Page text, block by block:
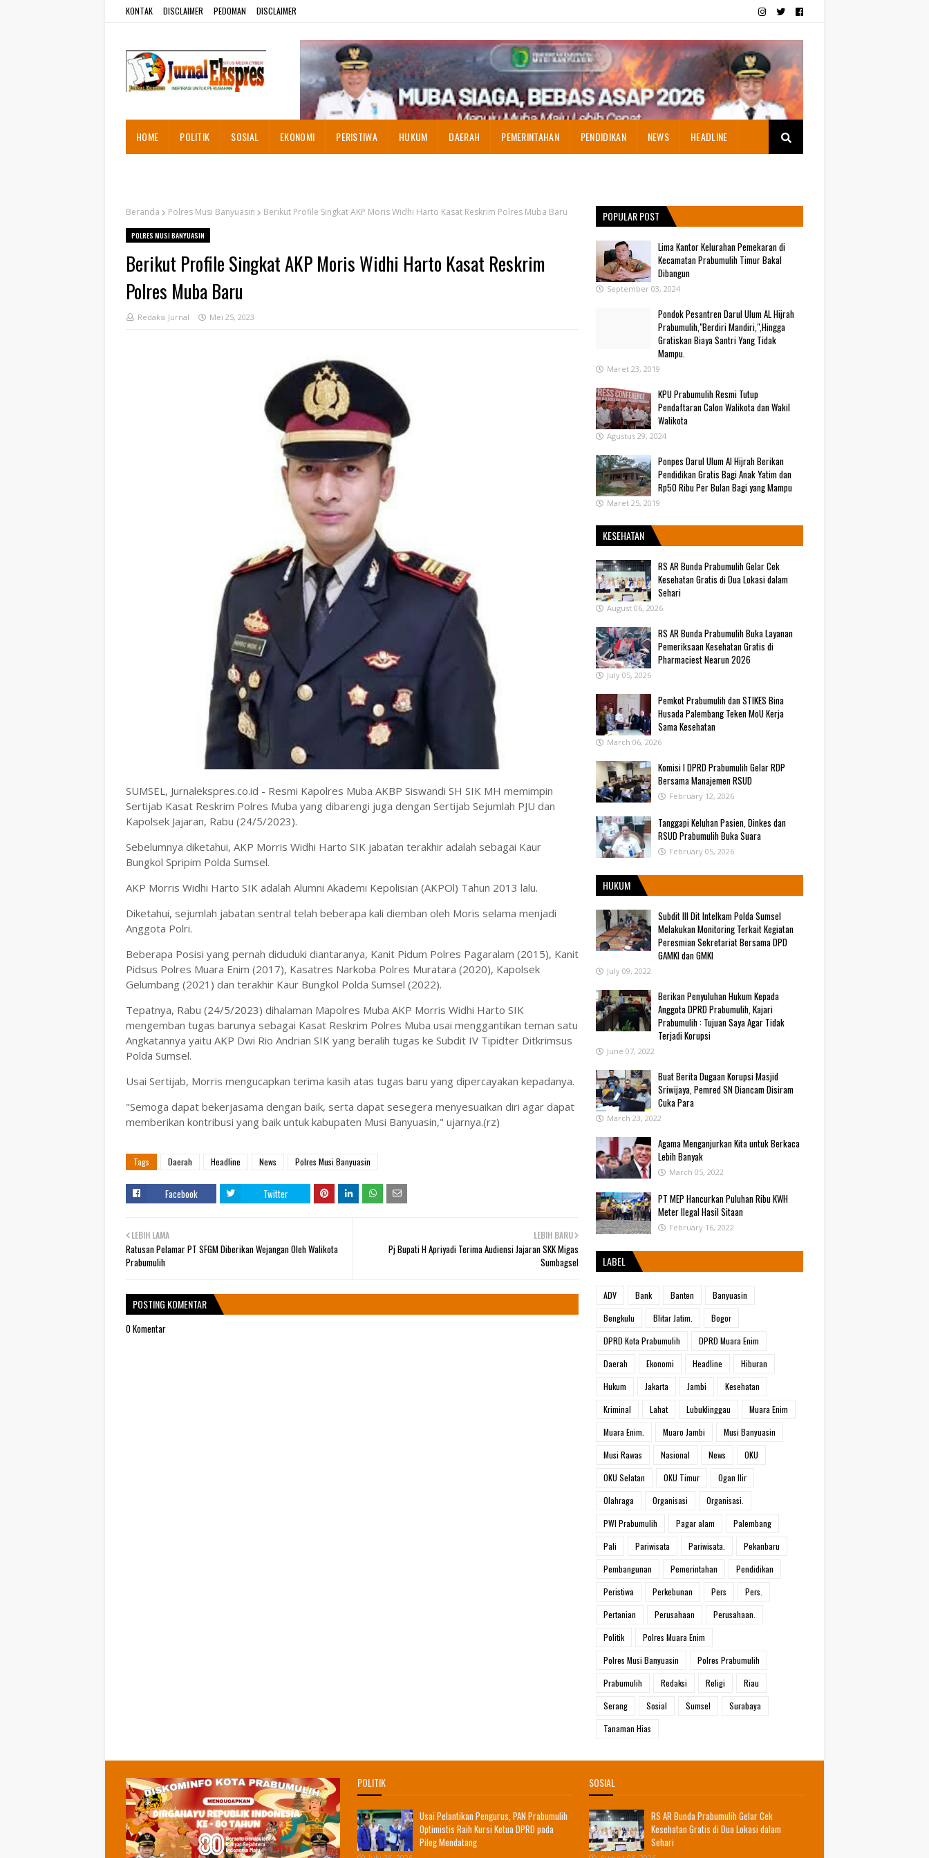
KONTAK DISCLAIMER PEDOMAN DISCLAIMER
HOME POLITIK SOSIAL EKONOMI PERISTIWA HUKUM DAERAH PEMERINTAHAN PENDIDIKAN NEWS HEADLINE
Beranda Polres Musi Banyuasin Berikut Profile Singkat AKP Moris Widhi Harto Kasat Reskrim Polres Muba Baru
POLRES MUSI BANYUASIN
Berikut Profile Singkat AKP Moris Widhi Harto Kasat Reskrim
Polres Muba Baru
Redaksi Jurnal Mei 25, 2023
SUMSEL, Jurnalekspres.co.id - Resmi Kapolres Muba AKBP Siswandi SH SIK MH memimpin
Sertijab Kasat Reskrim Polres Muba yang dibarengi juga dengan Sertijab Sejumlah PJU dan
Kapolsek Jajaran, Rabu (24/5/2023).
Sebelumnya diketahui, AKP Morris Widhi Harto SIK jabatan terakhir adalah sebagai Kaur
Bungkol Spripim Polda Sumsel.
AKP Morris Widhi Harto SIK adalah Alumni Akademi Kepolisian (AKPOl) Tahun 2013 lalu.
Diketahui, sejumlah jabatan sentral telah beberapa kali diemban oleh Moris selama menjadi
Anggota Polri.
Beberapa Posisi yang pernah diduduki diantaranya, Kanit Pidum Polres Pagaralam (2015), Kanit
Pidsus Polres Muara Enim (2017), Kasatres Narkoba Polres Muratara (2020), Kapolsek
Gelumbang (2021) dan terakhir Kaur Bungkol Polda Sumsel (2022).
Tepatnya, Rabu (24/5/2023) dihalaman Mapolres Muba AKP Morris Widhi Harto SIK
mengemban tugas barunya sebagai Kasat Reskrim Polres Muba usai menggantikan teman satu
Angkatannya yaitu AKP Dwi Rio Andrian SIK yang beralih tugas ke Subdit IV Tipidter Ditkrimsus
Polda Sumsel.
Usai Sertijab, Morris mengucapkan terima kasih atas tugas baru yang dipercayakan kepadanya.
"Semoga dapat bekerjasama dengan baik, serta dapat sesegera menyesuaikan diri agar dapat
memberikan kontribusi yang baik untuk kabupaten Musi Banyuasin," ujarnya.(rz)
Tags Daerah Headline News Polres Musi Banyuasin
Facebook Twitter
LEBIH BARU
Pj Bupati H Apriyadi Terima Audiensi Jajaran SKK Migas
Sumbagsel
LEBIH LAMA
Ratusan Pelamar PT SFGM Diberikan Wejangan Oleh Walikota
Prabumulih
POSTING KOMENTAR
0 Komentar
POPULAR POST
Lima Kantor Kelurahan Pemekaran di
Kecamatan Prabumulih Timur Bakal
Dibangun
September 03, 2024
Pondok Pesantren Darul Ulum AL Hijrah
Prabumulih,"Berdiri Mandiri,",Hingga
Gratiskan Biaya Santri Yang Tidak
Mampu.
Maret 23, 2019
KPU Prabumulih Resmi Tutup
Pendaftaran Calon Walikota dan Wakil
Walikota
Agustus 29, 2024
Ponpes Darul Ulum Al Hijrah Berikan
Pendidikan Gratis Bagi Anak Yatim dan
Rp50 Ribu Per Bulan Bagi yang Mampu
Maret 25, 2019
KESEHATAN
RS AR Bunda Prabumulih Gelar Cek
Kesehatan Gratis di Dua Lokasi dalam
Sehari
August 06, 2026
RS AR Bunda Prabumulih Buka Layanan
Pemeriksaan Kesehatan Gratis di
Pharmaciest Nearun 2026
July 05, 2026
Pemkot Prabumulih dan STIKES Bina
Husada Palembang Teken MoU Kerja
Sama Kesehatan
March 06, 2026
Komisi I DPRD Prabumulih Gelar RDP
Bersama Manajemen RSUD
February 12, 2026
Tanggapi Keluhan Pasien, Dinkes dan
RSUD Prabumulih Buka Suara
February 05, 2026
HUKUM
Subdit III Dit Intelkam Polda Sumsel
Melakukan Monitoring Terkait Kegiatan
Peresmian Sekretariat Bersama DPD
GAMKI dan GMKI
July 09, 2022
Berikan Penyuluhan Hukum Kepada
Anggota DPRD Prabumulih, Kajari
Prabumulih : Tujuan Saya Agar Tidak
Terjadi Korupsi
June 07, 2022
Buat Berita Dugaan Korupsi Masjid
Sriwijaya, Pemred SN Diancam Disiram
Cuka Para
March 23, 2022
Agama Menganjurkan Kita untuk Berkaca
Lebih Banyak
March 05, 2022
PT MEP Hancurkan Puluhan Ribu KWH
Meter Ilegal Hasil Sitaan
February 16, 2022
LABEL
ADV Bank Banten
Banyuasin
Bengkulu
Blitar Jatim.
Bogor
DPRD Kota Prabumulih
DPRD Muara Enim
Daerah
Ekonomi Headline
Hiburan
Hukum
Jakarta Jambi
Kesehatan
Kriminal
Lahat Lubuklinggau
Muara Enim
Muara Enim.
Muaro Jambi
Musi Banyuasin
Musi Rawas
Nasional News
OKU
OKU Selatan
OKU Timur
Ogan Ilir
Olahraga
Organisasi
Organisasi.
PWI Prabumulih
Pagar alam
Palembang
Pali
Pariwisata Pariwisata.
Pekanbaru
Pembangunan
Pemerintahan
Pendidikan
Peristiwa
Perkebunan Pers
Pers.
Pertanian
Perusahaan
Perusahaan.
Politik
Polres Muara Enim
Polres Musi Banyuasin
Polres Prabumulih
Prabumulih
Redaksi Religi
Riau
Serang
Sosial Sumsel
Surabaya
Tanaman Hias
POLITIK
Usai Pelantikan Pengurus, PAN Prabumulih
Optimistis Raih Kursi Ketua DPRD pada
Pileg Mendatang
SOSIAL
RS AR Bunda Prabumulih Gelar Cek
Kesehatan Gratis di Dua Lokasi dalam
Sehari